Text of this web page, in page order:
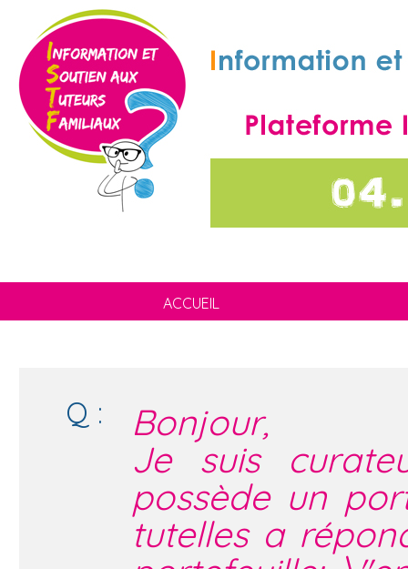
ACCUEIL
Q :
Bonjour,
Je suis
possède un
tutelles a